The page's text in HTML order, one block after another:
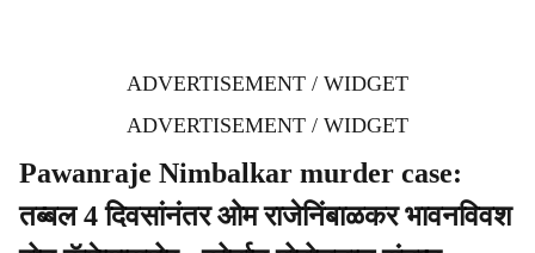
ADVERTISEMENT / WIDGET
ADVERTISEMENT / WIDGET
Pawanraje Nimbalkar murder case:
तब्बल 4 दिवसांनंतर ओम राजेनिंबाळकर भावनविवश